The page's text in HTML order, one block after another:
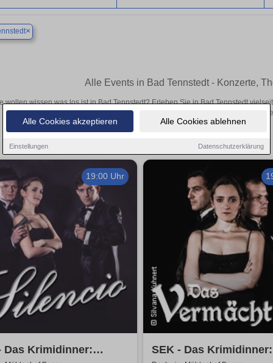
Alle Cookies akzeptieren Alle Cookies ablehnen
Einstellungen Datenschutzerklärung
×
Alle Events in Bad Tennstedt - Konzerte,
wollen wissen was los ist in Bad Tennstedt? Erleben Sie in Bad Tennstedt
Theateraufführungen oder aufregende Veranstaltungen in Bad
19:00 Uhr
Das Krimidinner:
SEK - Das